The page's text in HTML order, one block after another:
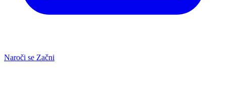
Naroči se Začni